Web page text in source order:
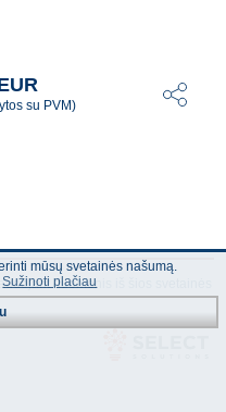
su PVM)
duomenis iš šios svetainės
mūsų svetainės našumą.
Sužinoti plačiau